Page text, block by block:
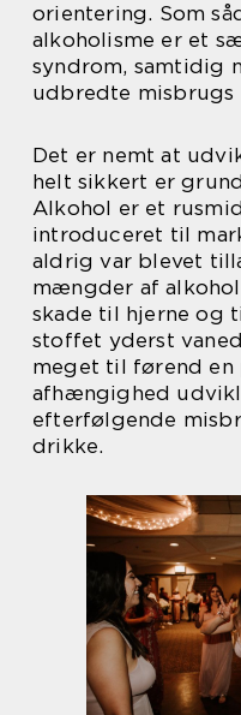
orientering. Som
alkoholisme er et
syndrom, samtidig
udbredte misbrugs
Det er nemt at
helt sikkert er
Alkohol er et
introduceret til
aldrig var blevet
mængder af
skade til hjerne og
stoffet yderst
meget til førend
afhængighed
efterfølgende
drikke.